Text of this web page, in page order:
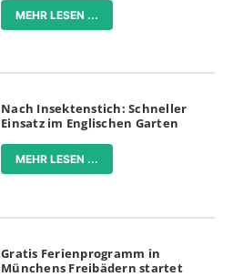
MEHR LESEN ...
Nach Insektenstich: Schneller
Einsatz im Englischen Garten
MEHR LESEN ...
Gratis Ferienprogramm in
Münchens Freibädern startet